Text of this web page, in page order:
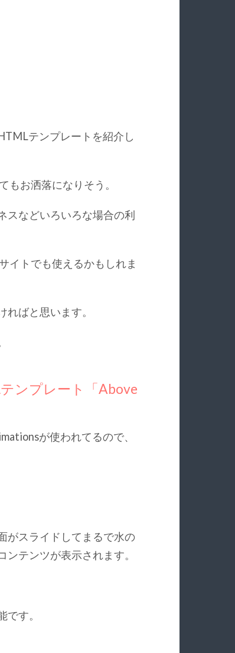
テンプレートを紹介し
もお洒落になりそう。
スなどいろいろな場合の利
イトでも使えるかもしれま
ばと思います。
ンプレート「Above
が使われてるので、
がスライドしてまるで水の
テンツが表示されます。
す。